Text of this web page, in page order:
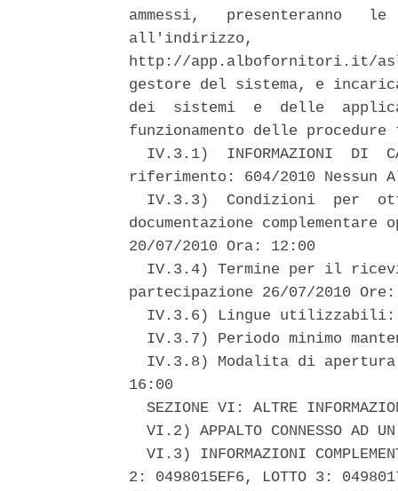
ammessi,   presenteranno
all'indirizzo,
http://app.albofornitori.it/
gestore del sistema, e
dei  sistemi  e  delle
funzionamento delle
IV.3.1)  INFORMAZIONI  DI
riferimento: 604/2010 Nessun
IV.3.3)  Condizioni  per
documentazione
20/07/2010 Ora: 12:00
IV.3.4) Termine per il
partecipazione 26/07/2010
IV.3.6) Lingue
IV.3.7) Periodo minimo
IV.3.8) Modalita di
16:00
SEZIONE VI: ALTRE
VI.2) APPALTO CONNESSO AD
VI.3) INFORMAZIONI
2: 0498015EF6, LOTTO 3: